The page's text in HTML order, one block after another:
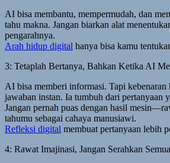
AI bisa membantu, mempermudah, dan
tahu makna. Jangan biarkan alat
pengarahnya.
Arah hidup digital hanya bisa kamu
3: Tetaplah Bertanya, Bahkan Ketika AI
AI bisa memberi informasi. Tapi
jawaban instan. Ia tumbuh dari pertanyaan
Jangan pernah puas dengan hasil
tahumu sebagai cahaya manusiawi.
Refleksi digital membuat pertanyaan lebih
4: Rawat Imajinasi, Jangan Serahkan